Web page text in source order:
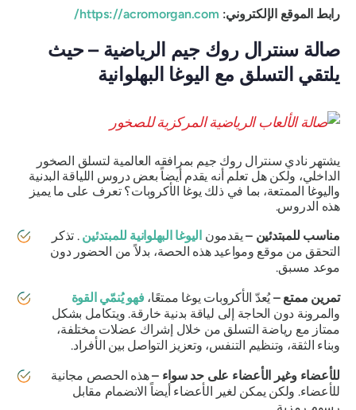
رابط الموقع الإلكتروني: https://acromorgan.com/
صالة سنترال روك جيم الرياضية – حيث
يلتقي التسلق مع اليوغا البهلوانية
يشتهر نادي سنترال روك جيم بمرافقه العالمية لتسلق الصخور
الداخلي، ولكن هل تعلم أنه يقدم أيضاً بعض دروس اللياقة البدنية
واليوغا الممتعة، بما في ذلك يوغا الأكروبات؟ تعرف على ما يميز
هذه الدروس.
مناسب للمبتدئين –يقدموناليوغا البهلوانية للمبتدئين. تذكر
التحقق من موقع ومواعيد هذه الحصة، بدلاً من الحضور دون
موعد مسبق.
تمرين ممتع – يُعدّ الأكروبات يوغا ممتعًا،فهو يُنمّي القوة
والمرونة دون الحاجة إلى لياقة بدنية خارقة. ويتكامل بشكل
ممتاز مع رياضة التسلق من خلال إشراك عضلات مختلفة،
وبناء الثقة، وتنظيم التنفس، وتعزيز التواصل بين الأفراد.
للأعضاء وغير الأعضاء على حد سواء – هذه الحصص مجانية
للأعضاء. ولكن يمكن لغير الأعضاء أيضاً الانضمام مقابل